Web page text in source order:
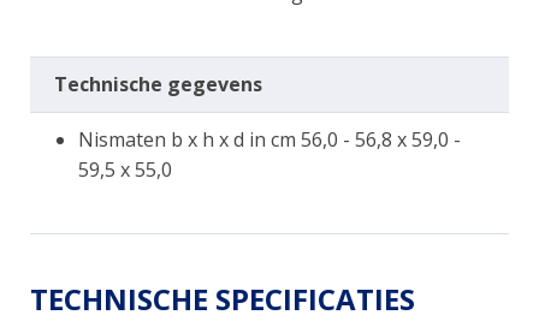
Technische gegevens
Nismaten b x h x d in cm 56,0 - 56,8 x 59,0 -
59,5 x 55,0
TECHNISCHE SPECIFICATIES